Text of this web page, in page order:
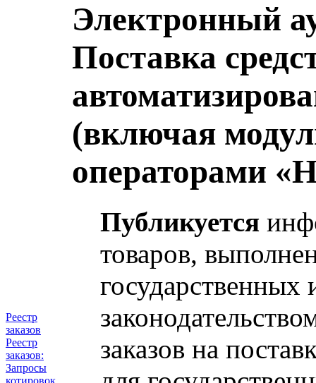
Реестр
заказов
Реестр
заказов:
Запросы
котировок
Электронный
Поставка
(включая
операторами
Публикуется
товаров,
заказов на